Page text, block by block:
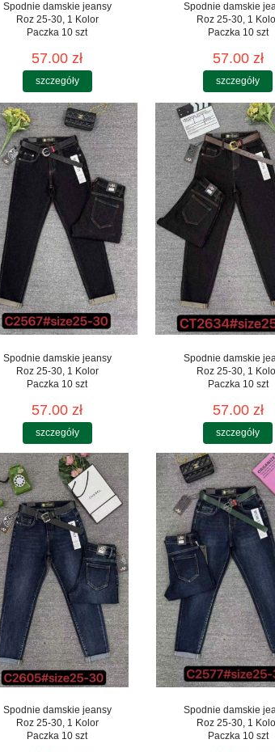
Spodnie damskie jeansy
Roz 25-30, 1 Kolor
Paczka 10 szt
57.00 zł
szczegóły
Spodnie damskie
Roz 25-30, 1
Paczka 10 szt
57.00 zł
szczegóły
Spodnie damskie jeansy
Roz 25-30, 1 Kolor
Paczka 10 szt
57.00 zł
szczegóły
Spodnie damskie
Roz 25-30, 1
Paczka 10 szt
57.00 zł
szczegóły
Spodnie damskie jeansy
Roz 25-30, 1 Kolor
Paczka 10 szt
Spodnie damskie
Roz 25-30, 1
Paczka 10 szt